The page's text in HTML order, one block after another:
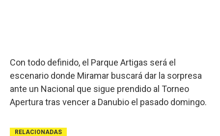
Con todo definido, el Parque Artigas será el
escenario donde Miramar buscará dar la sorpresa
ante un Nacional que sigue prendido al Torneo
Apertura tras vencer a Danubio el pasado domingo.
RELACIONADAS